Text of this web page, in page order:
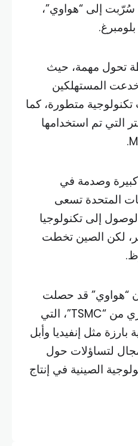
إلى “هواوي”،
تحول مهمة، حيث
المستهلكين
تكنولوجية متطورة، كما
7 نانومتر التي تم استخدامها
كبيرة وصدمة في
المتحدة تسعى
إلى تكنولوجيا
14 نانومتر، لكن الصين تخطت
“هواوي” قد حصلت
على الشرائح بشكل سري من “TSMC”، التي
مثل إنفيديا وأبل
لتساؤلات حول
الصينية في إنتاج